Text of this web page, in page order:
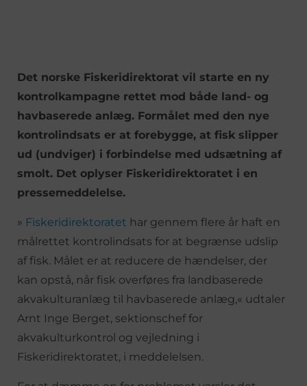
Det norske Fiskeridirektorat vil starte en ny
kontrolkampagne rettet mod både land- og
havbaserede anlæg. Formålet med den nye
kontrolindsats er at forebygge, at fisk slipper
ud (undviger) i forbindelse med udsætning af
smolt. Det oplyser Fiskeridirektoratet i en
pressemeddelelse.
» Fiskeridirektoratet har gennem flere år haft en
målrettet kontrolindsats for at begrænse udslip
af fisk. Målet er at reducere de hændelser, der
kan opstå, når fisk overføres fra landbaserede
akvakulturanlæg til havbaserede anlæg,« udtaler
Arnt Inge Berget, sektionschef for
akvakulturkontrol og vejledning i
Fiskeridirektoratet, i meddelelsen.